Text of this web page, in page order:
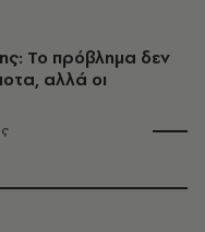
Το πρόβλημα δεν
αλλά οι